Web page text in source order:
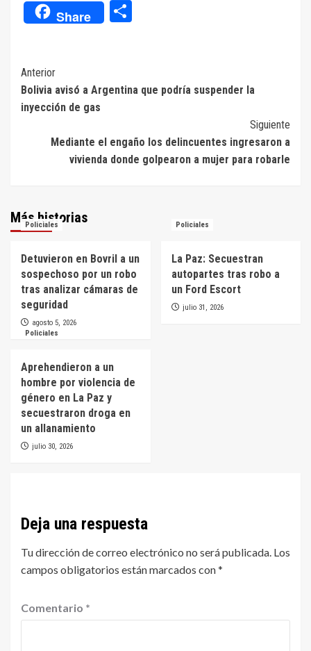
Share
Navegación
de
entradas
Anterior
Bolivia avisó a Argentina que podría suspender la
inyección de gas
Siguiente
Mediante el engaño los delincuentes ingresaron a
vivienda donde golpearon a mujer para robarle
Más historias
Policiales
Detuvieron en Bovril a un
sospechoso por un robo
tras analizar cámaras de
seguridad
agosto 5, 2026
Policiales
La Paz: Secuestran
autopartes tras robo a
un Ford Escort
julio 31, 2026
Policiales
Aprehendieron a un
hombre por violencia de
género en La Paz y
secuestraron droga en
un allanamiento
julio 30, 2026
Deja una respuesta
Tu dirección de correo electrónico no será publicada. Los
campos obligatorios están marcados con*
Comentario *